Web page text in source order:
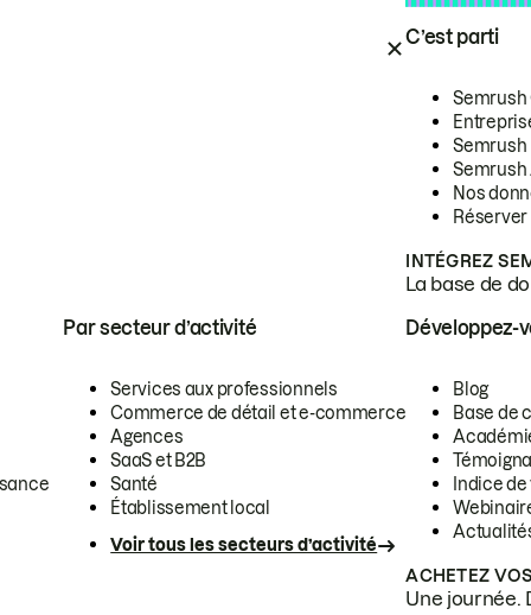
C’est parti
Semrush
Semrush
Semrush
Nos
INTÉGREZ
La base de
Par secteur d’activité
Services aux professionnels
Commerce de détail et e-commerce
Agences
SaaS et B2B
Santé
Établissement local
Voir tous les secteurs d’activité
Développez-
Blog
Base de
Indice
ACHETEZ
Une journée.